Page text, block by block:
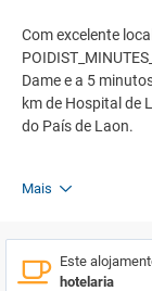
Com excelente
Dame e a 5
km de Hospital de
do País de Laon.
Mais
Este
hotelaria